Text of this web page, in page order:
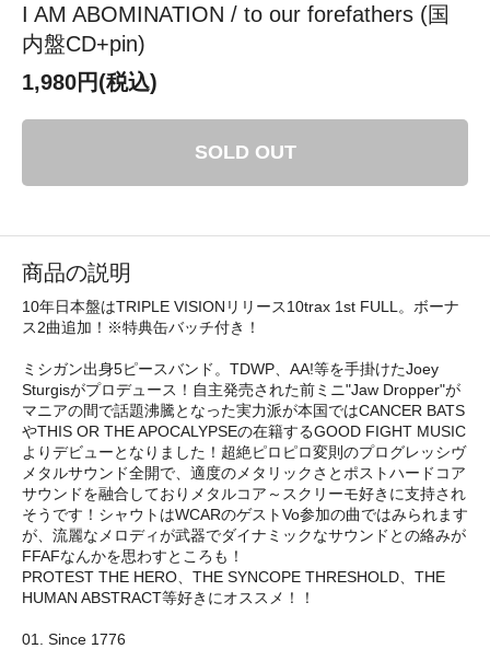
I AM ABOMINATION / to our forefathers (国
内盤CD+pin)
1,980円(税込)
SOLD OUT
商品の説明
10年日本盤はTRIPLE VISIONリリース10trax 1st FULL。ボーナ
ス2曲追加！※特典缶バッチ付き！
ミシガン出身5ピースバンド。TDWP、AA!等を手掛けたJoey
Sturgisがプロデュース！自主発売された前ミニ"Jaw Dropper"が
マニアの間で話題沸騰となった実力派が本国ではCANCER BATS
やTHIS OR THE APOCALYPSEの在籍するGOOD FIGHT MUSIC
よりデビューとなりました！超絶ピロピロ変則のプログレッシヴ
メタルサウンド全開で、適度のメタリックさとポストハードコア
サウンドを融合しておりメタルコア～スクリーモ好きに支持され
そうです！シャウトはWCARのゲストVo参加の曲ではみられます
が、流麗なメロディが武器でダイナミックなサウンドとの絡みが
FFAFなんかを思わすところも！
PROTEST THE HERO、THE SYNCOPE THRESHOLD、THE
HUMAN ABSTRACT等好きにオススメ！！
01. Since 1776